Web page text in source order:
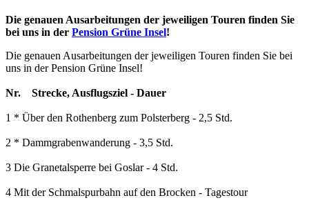
Die genauen Ausarbeitungen der jeweiligen Touren finden Sie
bei uns in der Pension Grüne Insel!
Die genauen Ausarbeitungen der jeweiligen Touren finden Sie bei
uns in der Pension Grüne Insel!
Nr. Strecke, Ausflugsziel - Dauer
1 * Über den Rothenberg zum Polsterberg - 2,5 Std.
2 * Dammgrabenwanderung - 3,5 Std.
3 Die Granetalsperre bei Goslar - 4 Std.
4 Mit der Schmalspurbahn auf den Brocken - Tagestour